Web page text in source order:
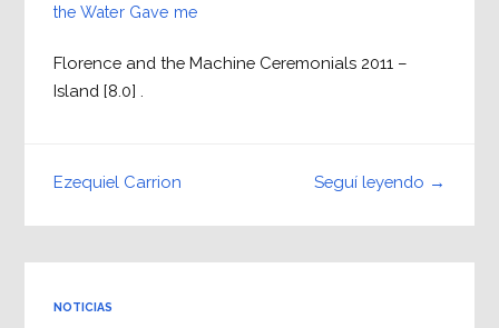
the Water Gave me
Florence and the Machine Ceremonials 2011 –
Island [8.0] .
Seguí leyendo →
Ezequiel Carrion
NOTICIAS